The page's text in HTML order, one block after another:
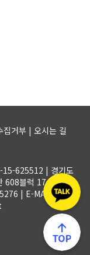
집거부 | 오시는 길
15-625512 | 경기도
608블럭 17-1롯트
| E-MAIL :